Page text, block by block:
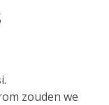
zouden we